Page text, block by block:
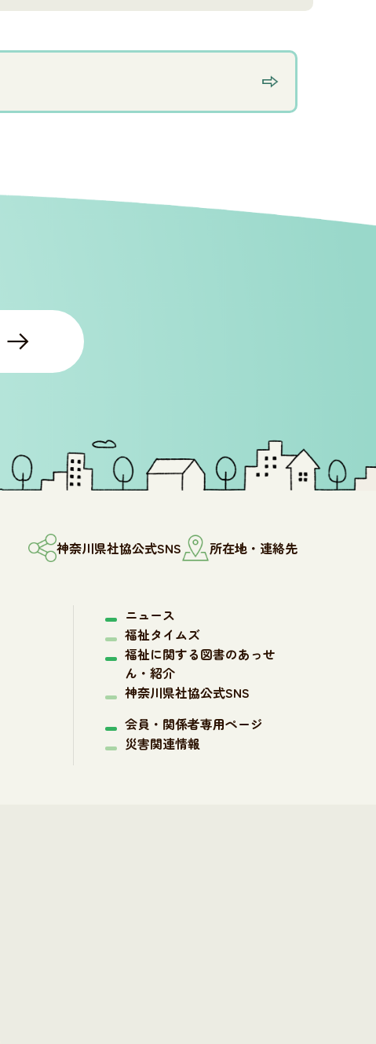
神奈川県社協公式SNS 所在地・連絡先
ニュース
福祉タイムズ
福祉に関する図書のあっせ
ん・紹介
神奈川県社協公式SNS
会員・関係者専用ページ
災害関連情報